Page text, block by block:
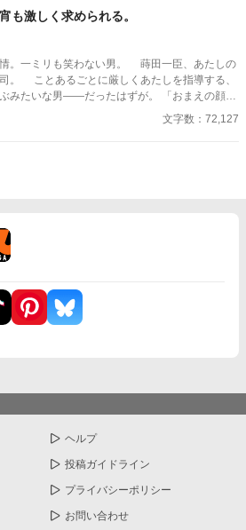
も激しく求められる。
。一ミリも笑わない男。 蒔田一臣、あたしの
。 ことあるごとに厳しくあたしを指導する、
みたいな男――だったはずが。 「おまえの顔、
仏様どうしてあたしはこの男に今宵も激しく愛
でしょう。 ――2000年代初頭、IT系企業で懸
文字数：72,127
ヘルプ
投稿ガイドライン
プライバシーポリシー
お問い合わせ